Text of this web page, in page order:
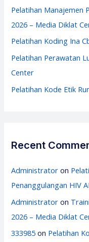
o
r
Pelatihan Manajemen
2026 – Media Diklat
Pelatihan Koding Ina
Pelatihan Perawatan
Center
Pelatihan Kode Etik
Recent
Administrator on
Penanggulangan HIV
Administrator on
2026 – Media Diklat
333985 on Pelatihan